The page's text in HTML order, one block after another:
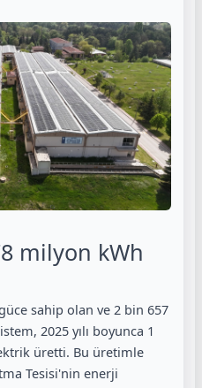
milyon kWh
sahip olan ve 2 bin 657
2025 yılı boyunca 1
üretti. Bu üretimle
Tesisi'nin enerji